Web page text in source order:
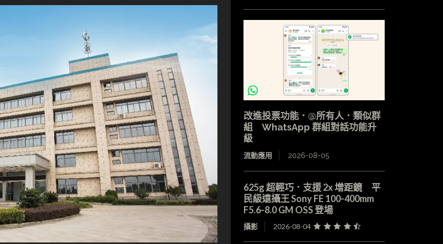
改進投票功能．@所有人．類似群
組 WhatsApp 群組對話功能升
級
流動應用 2026-08-05
625g 超輕巧．支援 2x 增距鏡 平
民級遠攝王 Sony FE 100-400mm
F5.6-8.0 GM OSS 登場
攝影 2026-08-04